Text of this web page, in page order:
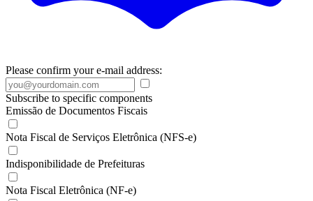
Please confirm your e-mail address:
Subscribe to specific components
Emissão de Documentos Fiscais
Nota Fiscal de Serviços Eletrônica (NFS-e)
Indisponibilidade de Prefeituras
Nota Fiscal Eletrônica (NF-e)